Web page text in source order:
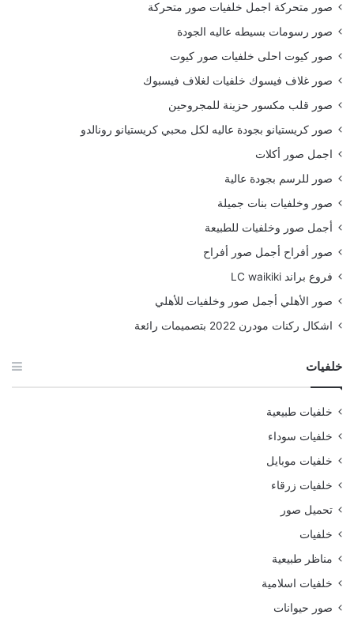
صور متحركة اجمل خلفيات صور متحركة
صور رسومات بسيطه عاليه الجودة
صور كيوت احلى خلفيات صور كيوت
صور غلاف فيسوك خلفيات لغلاف فيسبوك
صور قلب مكسور حزينة للمجروحين
صور كريستيانو بجودة عاليه لكل محبي كريستيانو رونالدو
اجمل صور أكلات
صور للرسم بجودة عالية
صور وخلفيات بنات جميلة
أجمل صور وخلفيات للطبيعة
صور أفراح أجمل صور أفراح
فروع براند LC waikiki
صور الأهلي أجمل صور وخلفيات للأهلي
اشكال ركنات مودرن 2022 بتصميمات رائعة
خلفيات
خلفيات طبيعية
خلفيات سوداء
خلفيات موبايل
خلفيات زرقاء
تحميل صور
خلفيات
مناظر طبيعية
خلفيات اسلامية
صور حيوانات